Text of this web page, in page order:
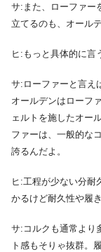
サ:また、ローファー
立てるのも、オール
ヒ:もっと具体的に言
サ:ローファーと言え
オールデンはローフ
ェルトを施したオー
ファーは、一般的な
誇るんだよ。
ヒ:工程が少ない分耐
かるけど耐久性や履
サ:コルクも通常より
ト感もそりゃ抜群。